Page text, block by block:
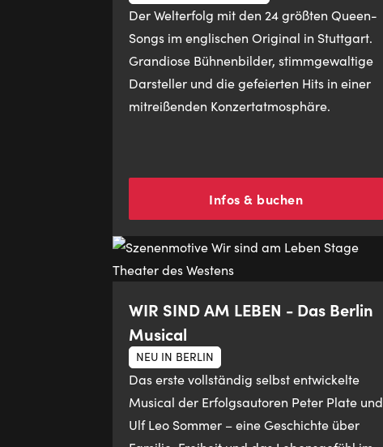
Der Welterfolg mit den 24 größten Queen-
Songs im englischen Original in Stuttgart.
Grandiose Bühnenbilder, stimmgewaltige
Darsteller und die gefeierten Hits in einer
mitreißenden Konzertatmosphäre.
Infos & buchen
WIR SIND AM LEBEN - Das Berlin
Musical
NEU IN BERLIN
Das erste vollständig selbst entwickelte
Musical der Erfolgsautoren Peter Plate und
Ulf Leo Sommer – eine Geschichte über